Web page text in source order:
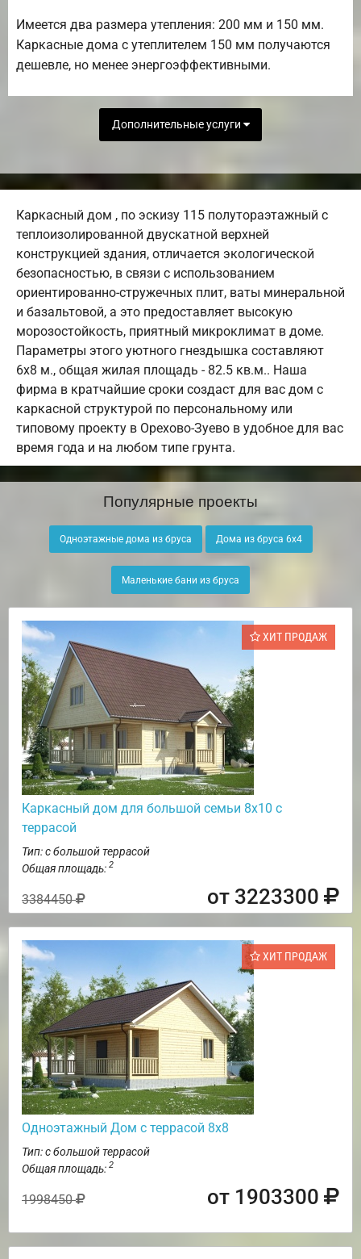
Имеется два размера утепления: 200 мм и 150 мм.
Каркасные дома с утеплителем 150 мм получаются
дешевле, но менее энергоэффективными.
Дополнительные услуги
Каркасный дом , по эскизу 115 полутораэтажный с
теплоизолированной двускатной верхней
конструкцией здания, отличается экологической
безопасностью, в связи с использованием
ориентированно-стружечных плит, ваты минеральной
и базальтовой, а это предоставляет высокую
морозостойкость, приятный микроклимат в доме.
Параметры этого уютного гнездышка составляют
6х8 м., общая жилая площадь - 82.5 кв.м.. Наша
фирма в кратчайшие сроки создаст для вас дом с
каркасной структурой по персональному или
типовому проекту в Орехово-Зуево в удобное для вас
время года и на любом типе грунта.
Популярные проекты
Одноэтажные дома из бруса Дома из бруса 6х4
Маленькие бани из бруса
ХИТ ПРОДАЖ
Каркасный дом для большой семьи 8х10 с
террасой
Тип: с большой террасой
Общая площадь: 2
3384450 от 3223300
ХИТ ПРОДАЖ
Одноэтажный Дом с террасой 8х8
Тип: с большой террасой
Общая площадь: 2
1998450 от 1903300